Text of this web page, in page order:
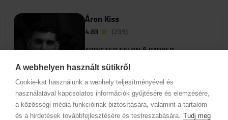
A webhelyen használt sütikről
Cookie-kat használunk a webhely teljesítményével és
használatával kapcsolatos információk gyűjtésére és elemzésére,
a közösségi média funkcióinak biztosítására, valamint a tartalom
és a hirdetések továbbfejlesztésére és testreszabására. Tudj meg
View profile
Áron Kiss
4.83
(239)
ADDICTED SALON & BARBER
8800 Nagykanizsa
Csengery út 10. fsz.6.